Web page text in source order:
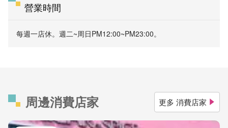
營業時間
每週一店休。週二~周日PM12:00~PM23:00。
周邊消費店家 更多 消費店家